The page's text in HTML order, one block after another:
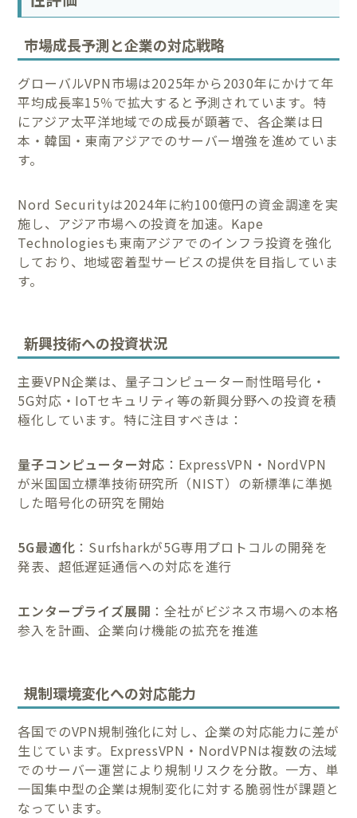
市場成長予測と企業の対応戦略
グローバルVPN市場は2025年から2030年にかけて年
平均成長率15％で拡大すると予測されています。特
にアジア太平洋地域での成長が顕著で、各企業は日
本・韓国・東南アジアでのサーバー増強を進めていま
す。
Nord Securityは2024年に約100億円の資金調達を実
施し、アジア市場への投資を加速。Kape
Technologiesも東南アジアでのインフラ投資を強化
しており、地域密着型サービスの提供を目指していま
す。
新興技術への投資状況
主要VPN企業は、量子コンピューター耐性暗号化・
5G対応・IoTセキュリティ等の新興分野への投資を積
極化しています。特に注目すべきは：
量子コンピューター対応 ：ExpressVPN・NordVPN
が米国国立標準技術研究所（NIST）の新標準に準拠
した暗号化の研究を開始
5G最適化 ：Surfsharkが5G専用プロトコルの開発を
発表、超低遅延通信への対応を進行
エンタープライズ展開 ：全社がビジネス市場への本格
参入を計画、企業向け機能の拡充を推進
規制環境変化への対応能力
各国でのVPN規制強化に対し、企業の対応能力に差が
生じています。ExpressVPN・NordVPNは複数の法域
でのサーバー運営により規制リスクを分散。一方、単
一国集中型の企業は規制変化に対する脆弱性が課題と
なっています。